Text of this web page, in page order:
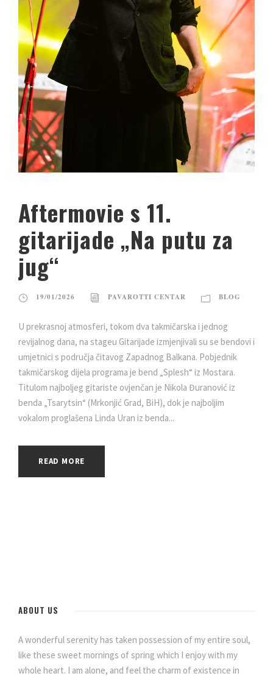
Aftermovie s 11.
gitarijade „Na putu za
jug“
19/01/2026 PAVAROTTI CENTAR BLOG
U prekrasnoj atmosferi, tokom dva takmičarska i jednog
revijalnog dana, na stageu Gitarijade izmjenjivali su se bendovi i
umjetnici s područja čitavog Zapadnog Balkana. Pobjednik
takmičarskog dijela programa je bend „Splesh“ iz Mostara.
Titulom najboljeg gitariste ovjenčan je Nikola Đuranović iz
benda „Tsarytsin“ (Mrkonjić Grad, BiH), dok je najboljim
vokalom proglašena Linda Uran iz benda...
READ MORE
ABOUT US
A wonderful serenity has taken possession of my entire soul,
like these sweet mornings of spring which I enjoy with my
whole heart. I am alone, and feel the charm of existence in